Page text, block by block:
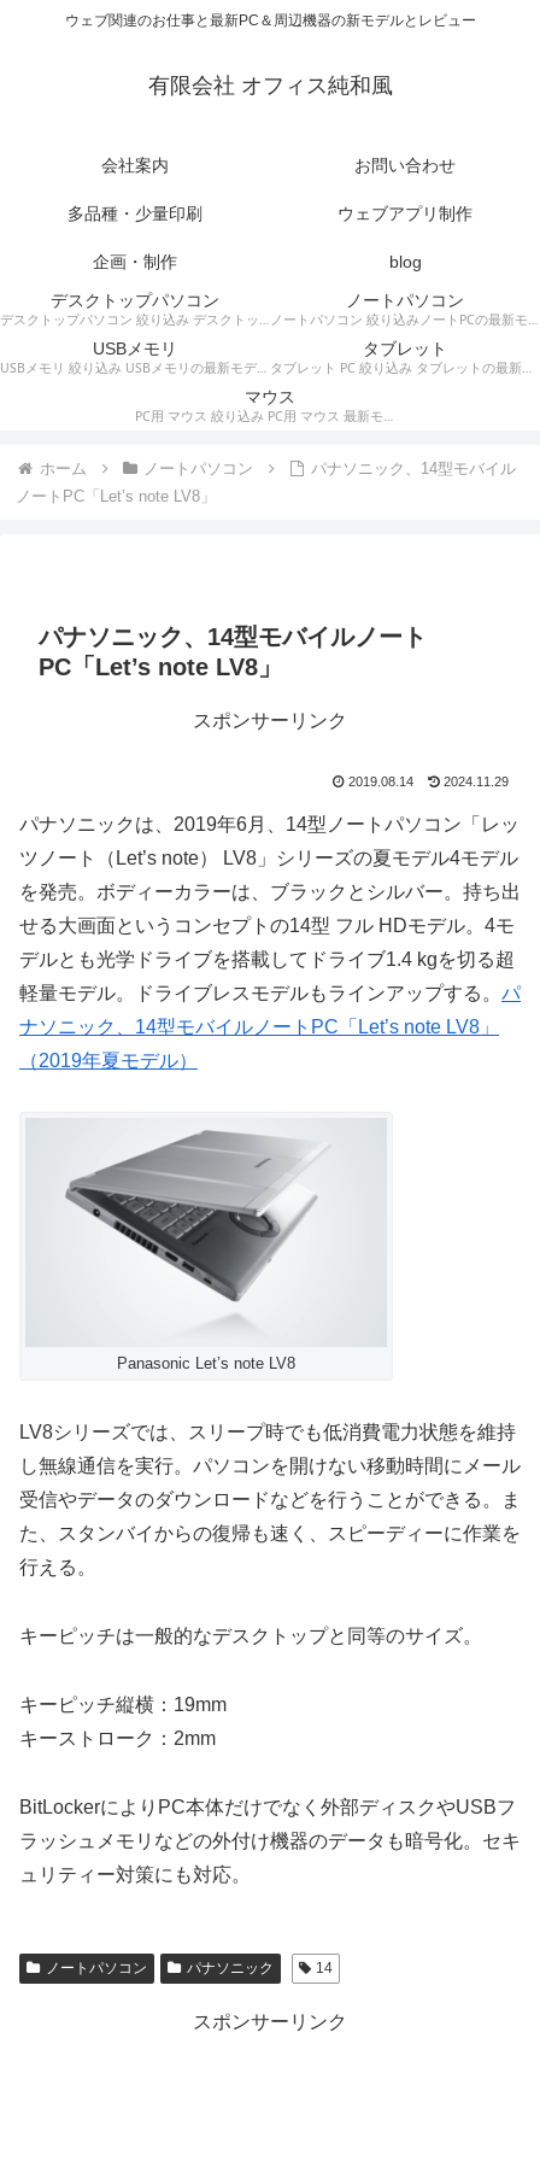
ウェブ関連のお仕事と最新PC＆周辺機器の新モデルとレビュー
有限会社 オフィス純和風
会社案内 お問い合わせ
多品種・少量印刷 ウェブアプリ制作
企画・制作
blog
デスクトップパソコン
デスクトップパソコン 絞り込み デスクトップPCの最新モデルやスペック・仕様に関する情報。
ノートパソコン
ノートパソコン 絞り込みノートPCの最新モデルやスペック・仕様に関する情報。
USBメモリ
USBメモリ 絞り込み USBメモリの最新モデルやスペック・仕様に関する情報。
タブレット
タブレット PC 絞り込み タブレットの最新モデルやスペック・仕様に関する情報。
マウス
PC用 マウス 絞り込み PC用 マウス 最新モデルやスペック・仕様に関する情報。ワイヤレスマウス、有線マウス、接続タイプなど。
ホーム ノートパソコン
パナソニック、14型モバイル
ノートPC「Let’s note LV8」
パナソニック、14型モバイルノート
PC「Let’s note LV8」
スポンサーリンク
2019.08.14 2024.11.29
パナソニックは、2019年6月、14型ノートパソコン「レッ
ツノート（Let’s note） LV8」シリーズの夏モデル4モデル
を発売。ボディーカラーは、ブラックとシルバー。持ち出
せる大画面というコンセプトの14型 フル HDモデル。4モ
デルとも光学ドライブを搭載してドライブ1.4 kgを切る超
軽量モデル。ドライブレスモデルもラインアップする。 パ
ナソニック、14型モバイルノートPC「Let’s note LV8」
（2019年夏モデル）
Panasonic Let’s note LV8
LV8シリーズでは、スリープ時でも低消費電力状態を維持
し無線通信を実行。パソコンを開けない移動時間にメール
受信やデータのダウンロードなどを行うことができる。ま
た、スタンバイからの復帰も速く、スピーディーに作業を
行える。
キーピッチは一般的なデスクトップと同等のサイズ。
キーピッチ縦横：19mm
キーストローク：2mm
BitLockerによりPC本体だけでなく外部ディスクやUSBフ
ラッシュメモリなどの外付け機器のデータも暗号化。セキ
ュリティー対策にも対応。
ノートパソコン パナソニック 14
スポンサーリンク